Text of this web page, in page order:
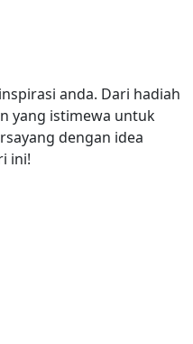
anda. Dari hadiah
yang istimewa untuk
dengan idea
ini!